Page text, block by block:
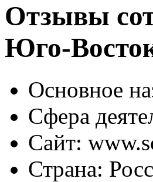
Отзывы
Юго-
Основное
Сфера
Сайт:
Страна: